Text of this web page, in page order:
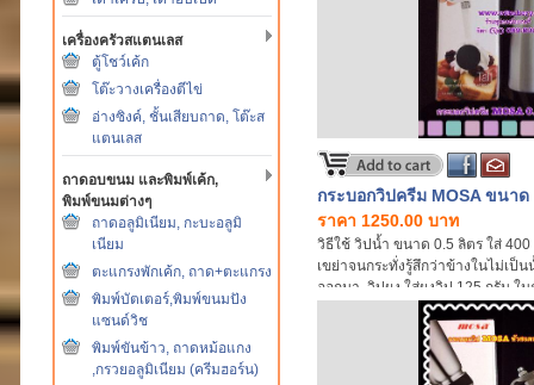
เครื่องครัวสแตนเลส
ตู้โชว์เค้ก
โต๊ะวางเครื่องตีไข่
อ่างซิงค์, ชั้นเสียบถาด, โต๊ะส
แตนเลส
ถาดอบขนม และพิมพ์เค้ก,
พิมพ์ขนมต่างๆ
ถาดอลูมิเนียม, กะบะอลูมิ
เนียม
ตะแกรงพักเค้ก, ถาด+ตะแกรง
พิมพ์บัตเตอร์,พิมพ์ขนมปัง
แซนด์วิช
พิมพ์ขันข้าว, ถาดหม้อแกง
,กรวยอลูมิเนียม (ครีมฮอร์น)
กระบอกวิปครีม MOSA ขนา
ราคา 1250.00 บาท
วิธีใช้ วิปน้ำ ขนาด 0.5 ลิตร ใส่
เขย่าจนกระทั่งรู้สึกว่าข้างในไม่เป็
ออกมา, วิปผง ใส่ผงวิป 125 กรัม ใ
cc. เขย่าจนกระทั่งละลาย อัดหลอ